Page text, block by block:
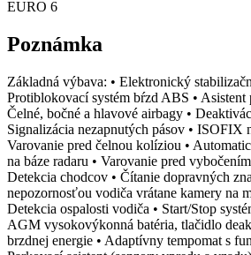
EURO 6
Poznámka
Základná výbava: • Elektronický
Protiblokovací systém bŕzd ABS • Asistent
Čelné, bočné a hlavové airbagy •
Signalizácia nezapnutých pásov • ISOFIX
Varovanie pred čelnou kolíziou •
na báze radaru • Varovanie pred
Detekcia chodcov • Čítanie dopravných
nepozornosťou vodiča vrátane kamery na
Detekcia ospalosti vodiča • Start/Stop
AGM vysokovýkonná batéria, tlačidlo
brzdnej energie • Adaptívny tempomat s